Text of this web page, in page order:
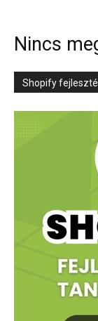
Nincs
Shopify